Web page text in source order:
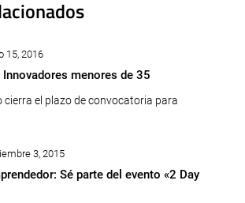
15, 2016
menores de 35
cierra el plazo de convocatoria para
3, 2015
Sé parte del evento «2 Day